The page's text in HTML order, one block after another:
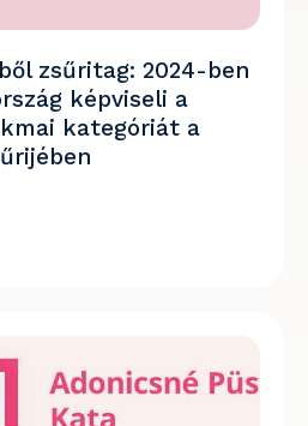
zsűritag: 2024-ben
képviseli a
kategóriát a